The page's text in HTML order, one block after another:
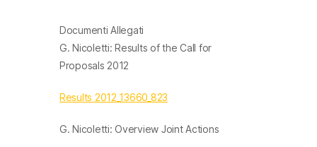
Documenti Allegati
G. Nicoletti: Results of the Call for
Proposals 2012
Results 2012_13660_823
G. Nicoletti: Overview Joint Actions